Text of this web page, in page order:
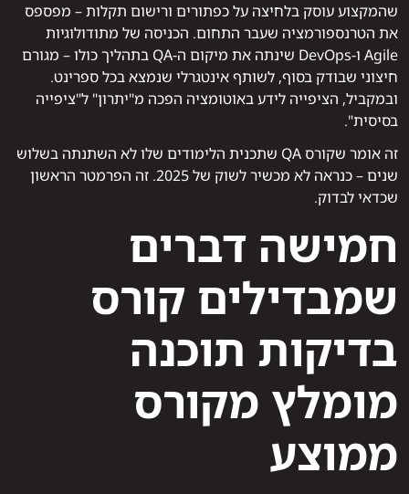
שהמקצוע עוסק בלחיצה על כפתורים ורישום תקלות – מפספס
את הטרנספורמציה שעבר התחום. הכניסה של מתודולוגיות
Agile ו-DevOps שינתה את מיקום ה-QA בתהליך כולו – מגורם
חיצוני שבודק בסוף, לשותף אינטגרלי שנמצא בכל ספרינט.
ובמקביל, הציפייה לידע באוטומציה הפכה מ"יתרון" ל"ציפייה
בסיסית".
זה אומר שקורס QA שתכנית הלימודים שלו לא השתנתה בשלוש
שנים – כנראה לא מכשיר לשוק של 2025. זה הפרמטר הראשון
שכדאי לבדוק.
חמישה דברים
שמבדילים קורס
בדיקות תוכנה
מומלץ מקורס
ממוצע